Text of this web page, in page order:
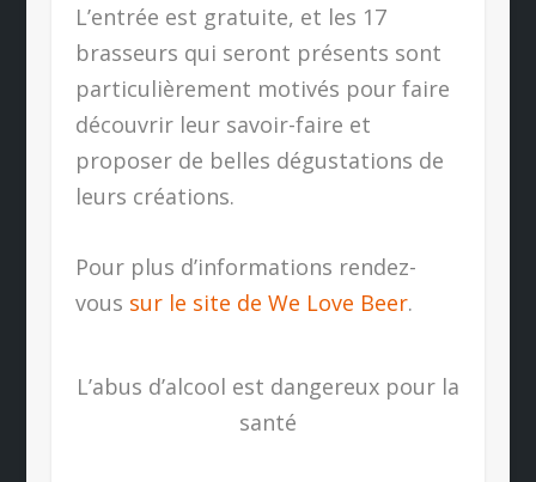
L’entrée est gratuite, et les 17
brasseurs qui seront présents sont
particulièrement motivés pour faire
découvrir leur savoir-faire et
proposer de belles dégustations de
leurs créations.
Pour plus d’informations rendez-
vous sur le site de We Love Beer.
L’abus d’alcool est dangereux pour la
santé